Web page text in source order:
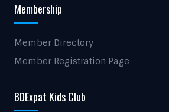
Membership
Member Directory
Member Registration Page
BDExpat Kids Club